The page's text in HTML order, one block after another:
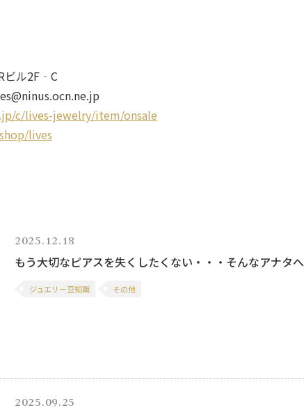
ビル2F‐C
c/lives-jewelry/item/onsale
lives
2025.12.18
もう大切なピアスを失くしたくない・・・そんなアナタへ
ジュエリー豆知識 その他
2025.09.25